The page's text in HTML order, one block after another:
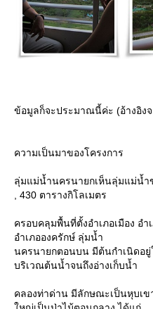
ข้อมูลก็จะประมาณนี้ค่ะ (อ้างอิงจ
ความเป็นมาของโครงการ
ลุ่มแม่น้ำนครนายกเห็นลุ่มแม่น้
, 430 ตารางกิโลเมตร
ครอบคลุมพื้นที่ตั้งอำเภอเมือง อ
อำเภอองครักษ์ ลุ่มน้ำ
นครนายกตอนบน มีต้นกำเนิดอ
บริเวณต้นน้ำจนถึงอ่างเก็บน้ำ
คลองท่าด่าน มีลักษณะเป็นหุบเ